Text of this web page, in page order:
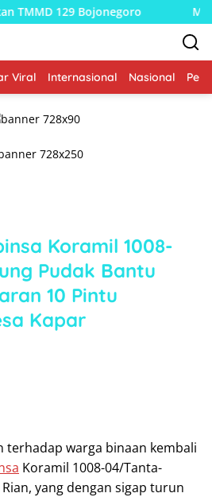
Merajut Asa di
Viral Internasional Nasional
Koramil 1008-
Pudak Bantu
10 Pintu
Kapar
terhadap warga binaan kembali
Koramil 1008-04/Tanta-
yang dengan sigap turun